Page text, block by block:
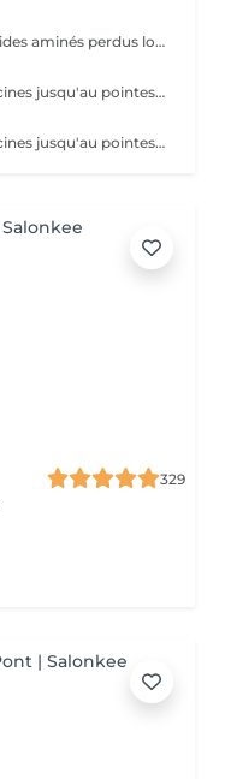
Transfusion du cortex : rapporte les acides aminés perdus lors des transformations chimiques. Les cheveux seront beaucoup plus forts et résistants. Il apporte également des protéines, comme la spiruline. Tenue: 2 à 3 mois avec la gamme d'entretien.
Il gaine et épaissit les cheveux de la racines jusqu'au pointes. Apporte l'effet miroir, les cheveux sont plus brillants, plus souples, plus hydratés. Divise par 2 le temps du brushing. Ne lisse pas, d'enlève pas le volume. Tenue : 2 à 3 semaines avec la gamme d'entretien.
Il gaine et épaissit les cheveux de la racines jusqu'au pointes. Apporte l'effet miroir, les cheveux sont plus brillants, plus souples, plus hydratés. Divise par 2 le temps du brushing. Ne lisse pas, d'enlève pas le volume. Tenue : 3 à 5 mois avec la gamme d'entretien.
329